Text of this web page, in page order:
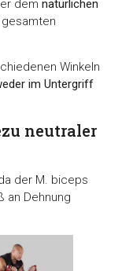
demnatürlichen
Winkeln
im Untergriff
neutraler
der M. biceps
an Dehnung